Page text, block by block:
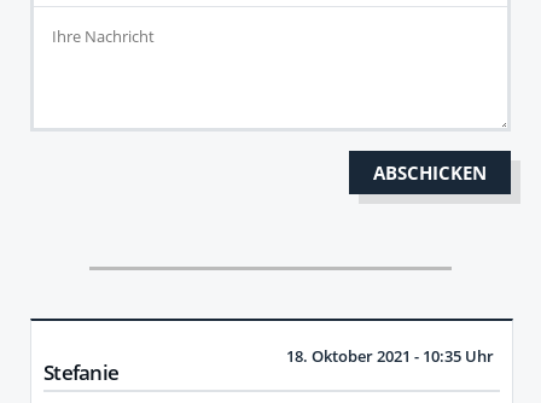
Stefanie
18. Oktober 2021 - 10:35 Uhr